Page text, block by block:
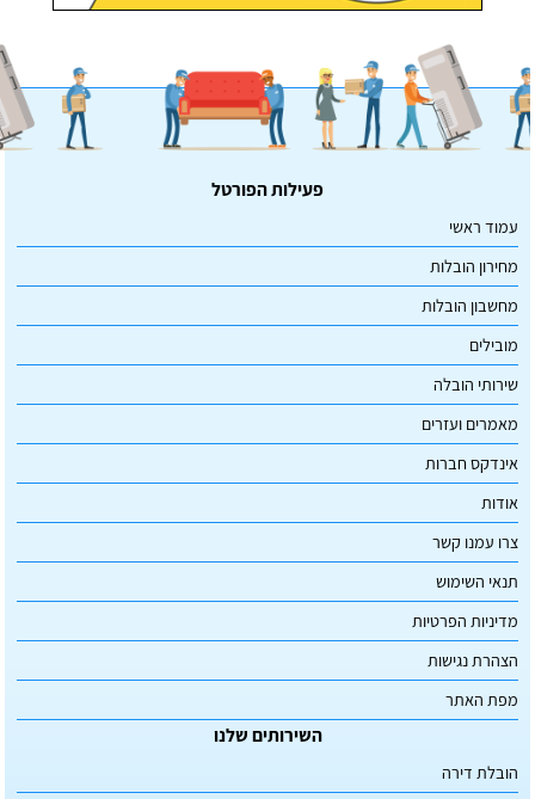
פעילות הפורטל
עמוד ראשי
מחירון הובלות
מחשבון הובלות
מובילים
שירותי הובלה
מאמרים ועזרים
אינדקס חברות
אודות
צרו עמנו קשר
תנאי השימוש
מדיניות הפרטיות
הצהרת נגישות
מפת האתר
השירותים שלנו
הובלת דירה